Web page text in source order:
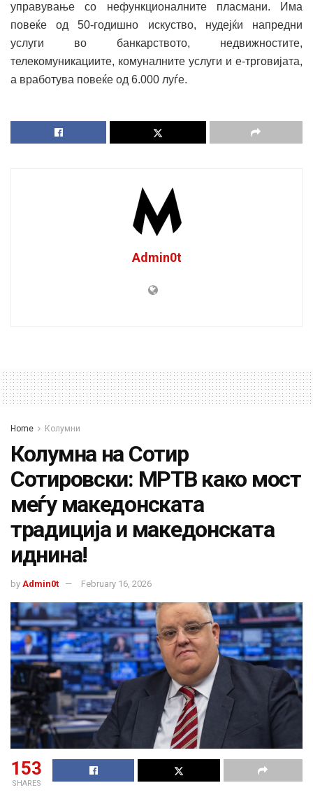
управување со нефункционалните пласмани. Има
повеќе од 50-годишно искуство, нудејќи напредни
услуги во банкарството, недвижностите,
телекомуникациите, комуналните услуги и е-трговијата,
а вработува повеќе од 6.000 луѓе.
Admin0t
Home Колумни
Колумна на Сотир
Сотировски: МРТВ како мост
меѓу македонската
традиција и македонската
иднина!
by Admin0t February 16, 2026
153
SHARES